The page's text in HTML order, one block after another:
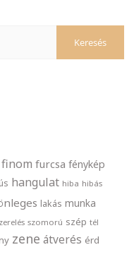
finom furcsa fénykép
hangulat hiba hibás
lakás munka
szomorú szép tél
zene átverés érd